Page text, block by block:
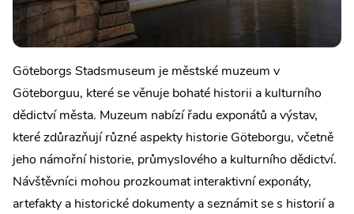
Göteborgs Stadsmuseum je městské muzeum v
Göteborguu, které se věnuje bohaté historii a kulturního
dědictví města. Muzeum nabízí řadu exponátů a výstav,
které zdůrazňují různé aspekty historie Göteborgu, včetně
jeho námořní historie, průmyslového a kulturního dědictví.
Návštěvníci mohou prozkoumat interaktivní exponáty,
artefakty a historické dokumenty a seznámit se s historií a